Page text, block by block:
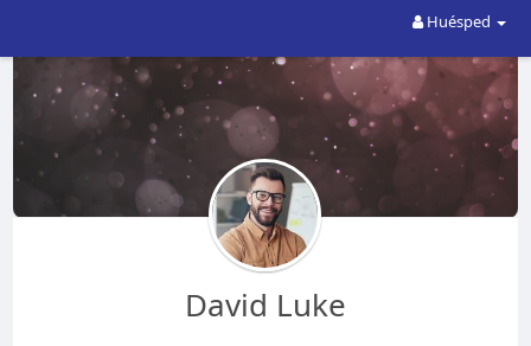
Huésped
David Luke